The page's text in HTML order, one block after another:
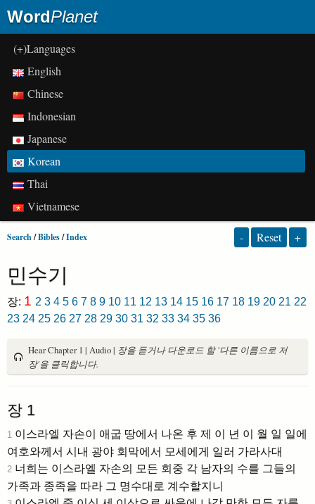
WordPlanet
(+)Languages
English
Chinese
Indonesian
Japanese
Korean
Thai
Vietnamese
Search/Bibles/Index - Reset +
민수기
장: 1 2 3 4 5 6 7 8 9 10 11 12 13 14 15 16 17 18 19 20 21 22
23 24 25 26 27 28 29 30 31 32 33 34 35 36
Hear Chapter 1 | Audio | 장을 듣거나 다운로드 할 '다른 이름으로 저
장'을 클릭합니다.
장 1
1 이스라엘 자손이 애굽 땅에서 나온 후 제 이 년 이 월 일 일에
여호와께서 시내 광야 회막에서 모세에게 일러 가라사대
2 너희는 이스라엘 자손의 모든 회중 각 남자의 수를 그들의
가족과 종족을 따라 그 명수대로 계수할지니